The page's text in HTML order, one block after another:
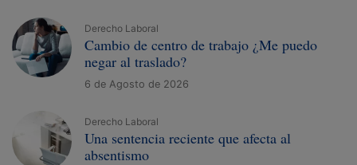
Derecho Laboral
Cambio de centro de trabajo ¿Me puedo
negar al traslado?
6 de Agosto de 2026
Derecho Laboral
Una sentencia reciente que afecta al
absentismo